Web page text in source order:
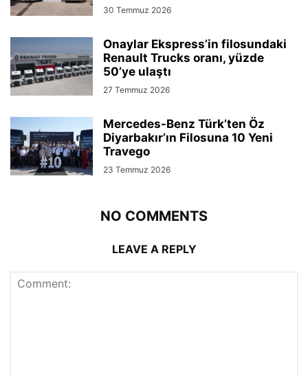
30 Temmuz 2026
Onaylar Ekspress’in filosundaki
Renault Trucks oranı, yüzde
50’ye ulaştı
27 Temmuz 2026
Mercedes-Benz Türk’ten Öz
Diyarbakır’ın Filosuna 10 Yeni
Travego
23 Temmuz 2026
NO COMMENTS
LEAVE A REPLY